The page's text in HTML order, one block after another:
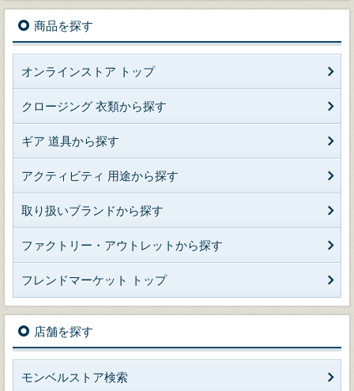
商品を探す
オンラインストア トップ
クロージング 衣類から探す
ギア 道具から探す
アクティビティ 用途から探す
取り扱いブランドから探す
ファクトリー・アウトレットから探す
フレンドマーケット トップ
店舗を探す
モンベルストア検索